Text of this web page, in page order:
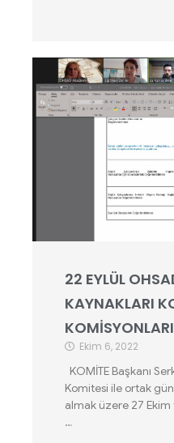
22 EYLÜL
KAYNAKLARI
Ekim 6, 2022
KOMİTE Başkanı
Komitesi ile ortak
almak üzere 27
…